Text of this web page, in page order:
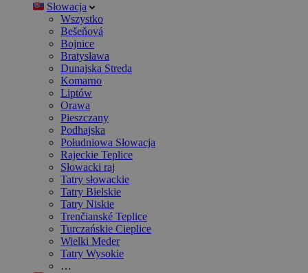
Słowacja
Wszystko
Bešeňová
Bojnice
Bratysława
Dunajska Streda
Komarno
Liptów
Orawa
Pieszczany
Podhajska
Południowa Słowacja
Rajeckie Teplice
Słowacki raj
Tatry słowackie
Tatry Bielskie
Tatry Niskie
Trenčianské Teplice
Turczańskie Cieplice
Wielki Meder
Tatry Wysokie
…